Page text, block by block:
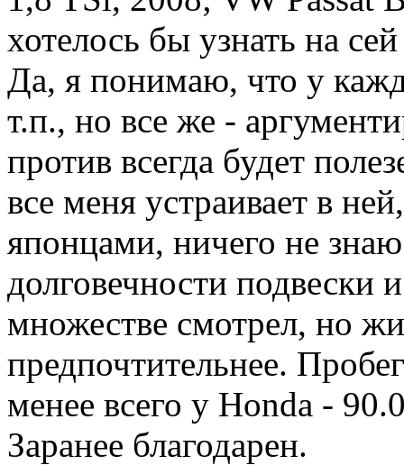
хотелось бы узнать на
Да, я понимаю, что у
т.п., но все же -
против всегда будет
все меня устраивает в
японцами, ничего не
долговечности подвески
множестве смотрел, но
предпочтительнее.
менее всего у Honda -
Заранее благодарен.